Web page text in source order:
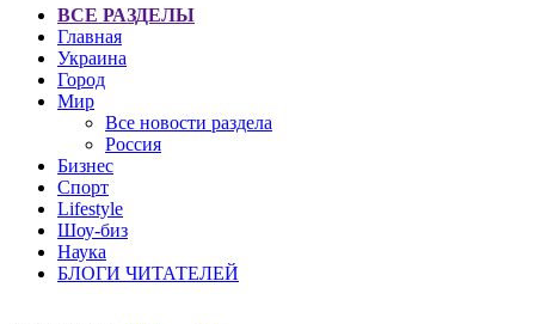
ВСЕ РАЗДЕЛЫ
Главная
Украина
Город
Мир
Все новости раздела
Россия
Бизнес
Спорт
Lifestyle
Шоу-биз
Наука
БЛОГИ ЧИТАТЕЛЕЙ